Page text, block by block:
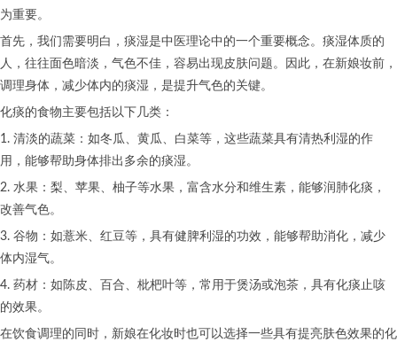
为重要。
首先，我们需要明白，痰湿是中医理论中的一个重要概念。痰湿体质的
人，往往面色暗淡，气色不佳，容易出现皮肤问题。因此，在新娘妆前，
调理身体，减少体内的痰湿，是提升气色的关键。
化痰的食物主要包括以下几类：
1. 清淡的蔬菜：如冬瓜、黄瓜、白菜等，这些蔬菜具有清热利湿的作
用，能够帮助身体排出多余的痰湿。
2. 水果：梨、苹果、柚子等水果，富含水分和维生素，能够润肺化痰，
改善气色。
3. 谷物：如薏米、红豆等，具有健脾利湿的功效，能够帮助消化，减少
体内湿气。
4. 药材：如陈皮、百合、枇杷叶等，常用于煲汤或泡茶，具有化痰止咳
的效果。
在饮食调理的同时，新娘在化妆时也可以选择一些具有提亮肤色效果的化